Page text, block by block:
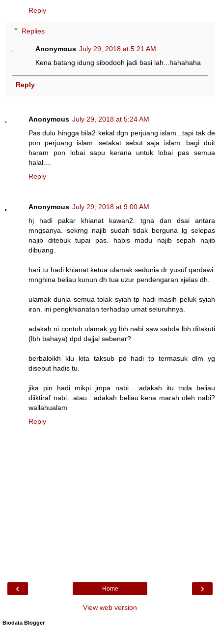
Reply
Replies
Anonymous July 29, 2018 at 5:21 AM
Kena batang idung sibodooh jadi basi lah...hahahaha
Reply
Anonymous July 29, 2018 at 5:24 AM
Pas dulu hingga bila2 kekal dgn perjuang islam...tapi tak de
pon perjuang islam...setakat sebut saja islam...bagi duit
haram pon lobai sapu kerana untuk lobai pas semua
halal....
Reply
Anonymous July 29, 2018 at 9:00 AM
hj hadi pakar khianat kawan2. tgna dan dsai antara
mngsanya. sekrng najib sudah tidak berguna lg selepas
najib ditebuk tupai pas. habis madu najib sepah najib
dibuang.
hari tu hadi khianat ketua ulamak sedunia dr yusuf qardawi.
mnghina beliau kunun dh tua uzur pendengaran xjelas dh.
ulamak dunia semua tolak syiah tp hadi masih peluk syiah
iran. ini pengkhianatan terhadap umat seluruhnya.
adakah ni contoh ulamak yg lbh nabi saw sabda lbh ditakuti
(lbh bahaya) dpd dajjal sebenar?
berbaloikh klu kita taksub pd hadi tp termasuk dlm yg
disebut hadis tu.
jika pin hadi mikpi jmpa nabi... adakah itu tnda beliau
diiktiraf nabi.. atau.. adakah beliau kena marah oleh nabi?
wallahualam
Reply
‹ ›
Home
View web version
Biodata Blogger